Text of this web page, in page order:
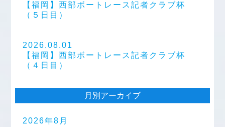
【福岡】西部ボートレース記者クラブ杯
（５日目）
2026.08.01
【福岡】西部ボートレース記者クラブ杯
（４日目）
月別アーカイブ
2026年8月